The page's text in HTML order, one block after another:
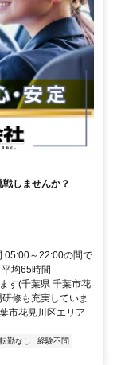
しませんか？
05:00～22:00の間で
均65時間
す(千葉県 千葉市花
修も充実していま
市花見川区エリア
転勤なし
経験不問